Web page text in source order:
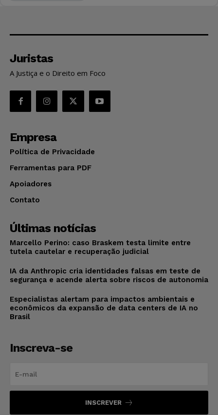
Juristas
A Justiça e o Direito em Foco
Empresa
Política de Privacidade
Ferramentas para PDF
Apoiadores
Contato
Últimas notícias
Marcello Perino: caso Braskem testa limite entre
tutela cautelar e recuperação judicial
IA da Anthropic cria identidades falsas em teste de
segurança e acende alerta sobre riscos de autonomia
Especialistas alertam para impactos ambientais e
econômicos da expansão de data centers de IA no
Brasil
Inscreva-se
INSCREVER